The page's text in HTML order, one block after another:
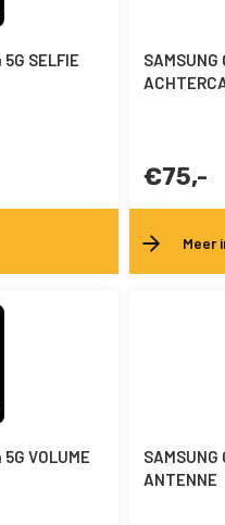
5G SELFIE
SAMSUNG
€75,-
Meer
VOLUME
ANTENNE